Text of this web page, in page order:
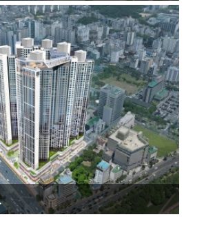
적 : 607,270.17㎡
규모 : B2F - 46F
축용도 : 주거복합